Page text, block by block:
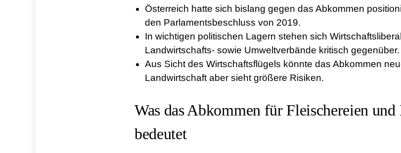
Österreich hatte sich bislang gegen das Abkommen
den Parlamentsbeschluss von 2019.
In wichtigen politischen Lagern stehen sich
Landwirtschafts- sowie Umweltverbände kritisch gegenüber.
Aus Sicht des Wirtschaftsflügels könnte das Abkommen
Landwirtschaft aber sieht größere Risiken.
Was das Abkommen für Fleischereien
bedeutet